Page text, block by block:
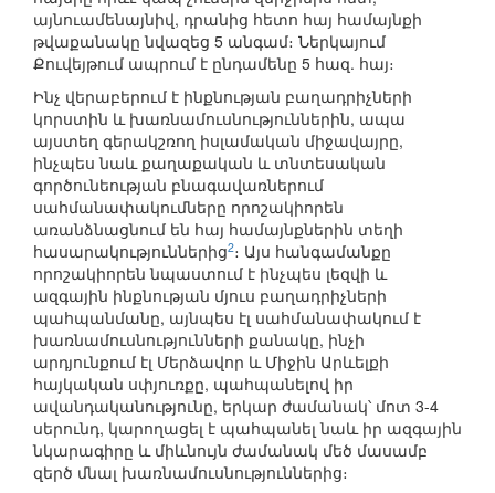
այնուամենայնիվ, դրանից հետո հայ համայնքի
թվաքանակը նվազեց 5 անգամ։ Ներկայում
Քուվեյթում ապրում է ընդամենը 5 հազ. հայ։
Ինչ վերաբերում է ինքնության բաղադրիչների
կորստին և խառնամուսնություններին, ապա
այստեղ գերակշռող իսլամական միջավայրը,
ինչպես նաև քաղաքական և տնտեսական
գործունեության բնագավառներում
սահմանափակումները որոշակիորեն
առանձնացնում են հայ համայնքներին տեղի
հասարակություններից2։ Այս հանգամանքը
որոշակիորեն նպաստում է ինչպես լեզվի և
ազգային ինքնության մյուս բաղադրիչների
պահպանմանը, այնպես էլ սահմանափակում է
խառնամուսնությունների քանակը, ինչի
արդյունքում էլ Մերձավոր և Միջին Արևելքի
հայկական սփյուռքը, պահպանելով իր
ավանդականությունը, երկար ժամանակ՝ մոտ 3-4
սերունդ, կարողացել է պահպանել նաև իր ազգային
նկարագիրը և միևնույն ժամանակ մեծ մասամբ
զերծ մնալ խառնամուսնություններից։